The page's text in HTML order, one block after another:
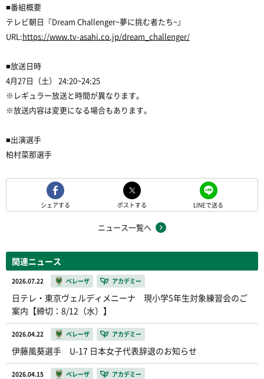
■番組概要
テレビ朝日『Dream Challenger~夢に挑む者たち~』
URL:https://www.tv-asahi.co.jp/dream_challenger/
■放送日時
4月27日（土） 24:20~24:25
※レギュラー放送と時間が異なります。
※放送内容は変更になる場合もあります。
■出演選手
柏村菜那選手
シェアする ポストする LINEで送る
ニュース一覧へ
関連ニュース
2026.07.22 ベレーザ アカデミー
日テレ・東京ヴェルディメニーナ 現小学5年生対象練習会のご
案内【締切：8/12（水）】
2026.04.22 ベレーザ アカデミー
伊藤風葵選手 U-17 日本女子代表辞退のお知らせ
2026.04.15 ベレーザ アカデミー